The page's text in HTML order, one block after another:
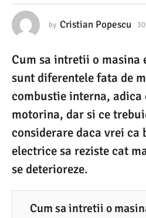
.
0
2
5
3
0
.
1
0
by Cristian Popescu
Cum sa intretii o masina
sunt diferentele fata de
combustie interna, adica
motorina, dar si ce
considerare daca vrei ca
electrice sa reziste cat
se deterioreze.
Cum sa intretii o